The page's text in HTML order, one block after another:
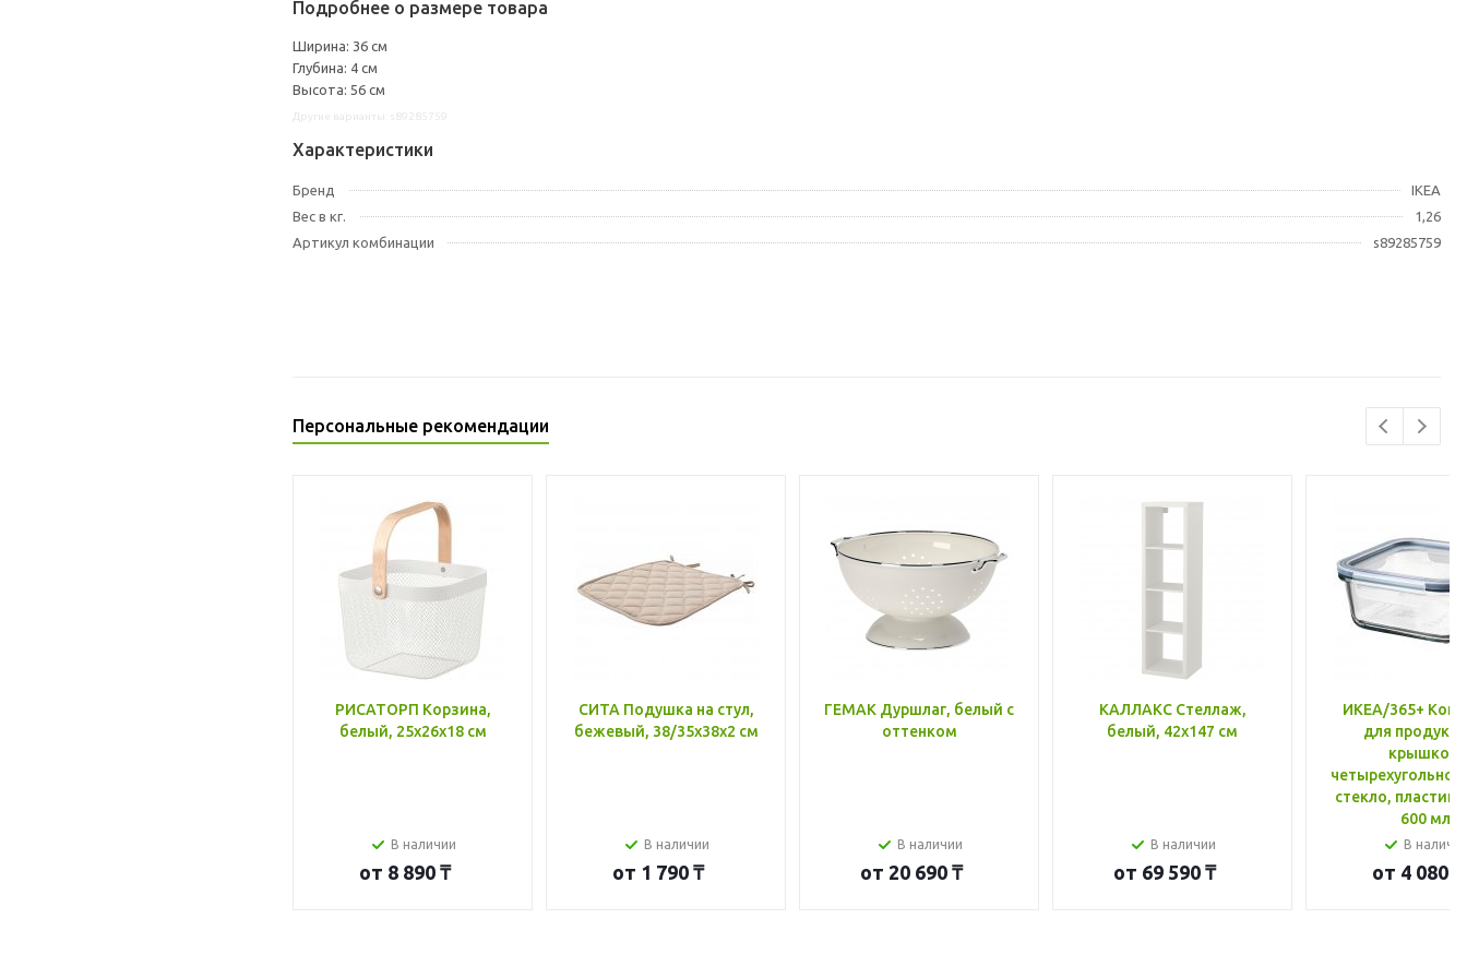
Подробнее о размере товара
Ширина: 36 см
Глубина: 4 см
Высота: 56 см
Характеристики
Бренд
IKEA
Вес в кг.
1,26
Артикул комбинации
s89285759
Персональные рекомендации
РИСАТОРП Корзина,
белый, 25x26x18 см
В наличии
от 8 890 ₸
СИТА Подушка на стул,
бежевый, 38/35x38x2 см
В наличии
от 1 790 ₸
ГЕМАК Дуршлаг, белый с
оттенком
В наличии
от 20 690 ₸
КАЛЛАКС Стеллаж,
белый, 42x147 см
В наличии
от 69 590 ₸
ИКЕА/365+
для
крышкой,
стекло, пластик
600 мл
В
от 4 080 ₸